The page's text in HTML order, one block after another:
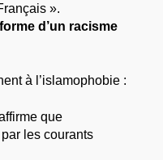
».
d’un racisme
à l’islamophobie :
que
les courants